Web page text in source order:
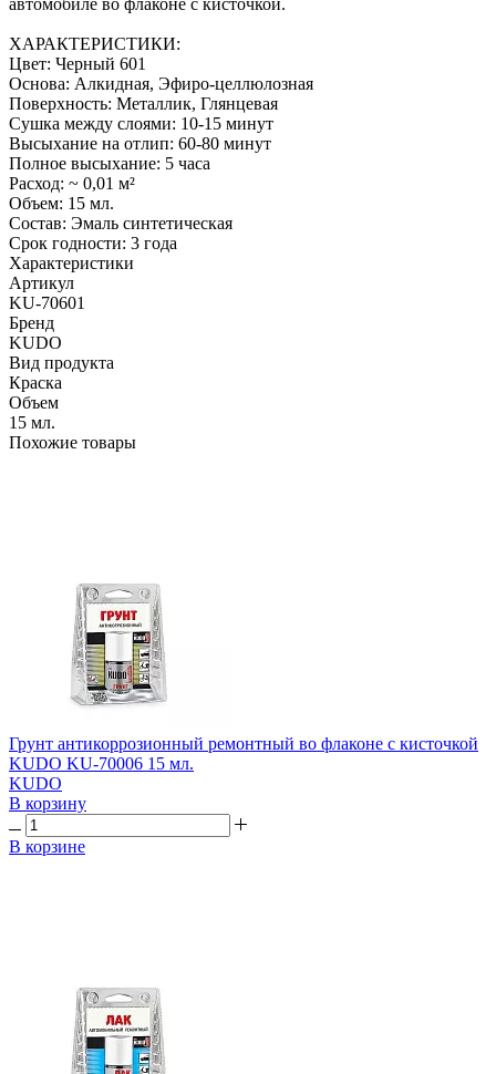
ХАРАКТЕРИСТИКИ:
Цвет: Черный 601
Основа: Алкидная, Эфиро-целлюлозная
Поверхность: Металлик, Глянцевая
Сушка между слоями: 10-15 минут
Высыхание на отлип: 60-80 минут
Полное высыхание: 5 часа
Расход: ~ 0,01 м²
Объем: 15 мл.
Состав: Эмаль синтетическая
Срок годности: 3 года
Характеристики
Артикул
KU-70601
Бренд
KUDO
Вид продукта
Краска
Объем
15 мл.
Похожие товары
Грунт антикоррозионный ремонтный во флаконе с кисточкой
KUDO KU-70006 15 мл.
KUDO
В корзину
В корзине